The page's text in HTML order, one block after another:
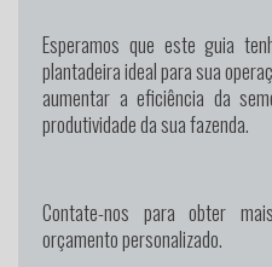
Esperamos que este guia
plantadeira ideal para sua
aumentar a eficiência da
produtividade da sua fazenda.
Contate-nos para obter
orçamento personalizado.